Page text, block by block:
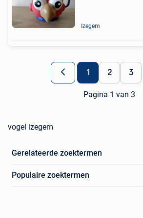
Izegem
1 2 3
Pagina 1 van 3
vogel izegem
Gerelateerde zoektermen
Populaire zoektermen